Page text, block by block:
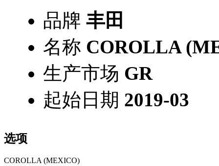
品牌 丰田
名称 COROLLA
生产市场 GR
起始日期 2019-03
选项
COROLLA (MEXICO)